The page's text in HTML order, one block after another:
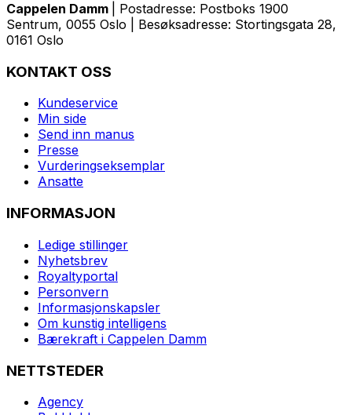
Cappelen Damm
| Postadresse: Postboks 1900
Sentrum, 0055 Oslo | Besøksadresse: Stortingsgata 28,
0161 Oslo
KONTAKT OSS
Kundeservice
Min side
Send inn manus
Presse
Vurderingseksemplar
Ansatte
INFORMASJON
Ledige stillinger
Nyhetsbrev
Royaltyportal
Personvern
Informasjonskapsler
Om kunstig intelligens
Bærekraft i Cappelen Damm
NETTSTEDER
Agency